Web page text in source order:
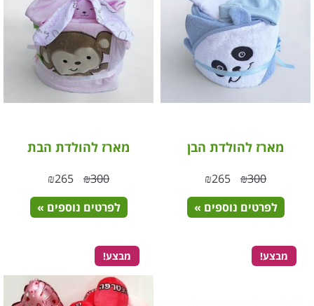
מארז להולדת הבן
₪300
₪265
לפרטים נוספים »
מארז להולדת הבת
₪300
₪265
לפרטים נוספים »
מבצע! מבצע!